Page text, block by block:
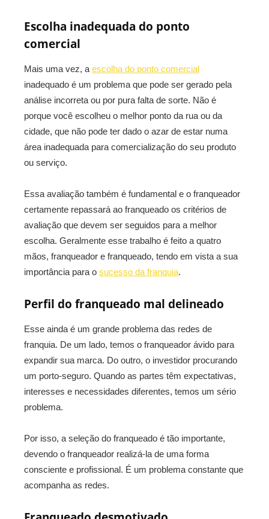
Escolha inadequada do ponto
comercial
Mais uma vez, a escolha do ponto comercial
inadequado é um problema que pode ser gerado pela
análise incorreta ou por pura falta de sorte. Não é
porque você escolheu o melhor ponto da rua ou da
cidade, que não pode ter dado o azar de estar numa
área inadequada para comercialização do seu produto
ou serviço.
Essa avaliação também é fundamental e o franqueador
certamente repassará ao franqueado os critérios de
avaliação que devem ser seguidos para a melhor
escolha. Geralmente esse trabalho é feito a quatro
mãos, franqueador e franqueado, tendo em vista a sua
importância para o sucesso da franquia.
Perfil do franqueado mal delineado
Esse ainda é um grande problema das redes de
franquia. De um lado, temos o franqueador ávido para
expandir sua marca. Do outro, o investidor procurando
um porto-seguro. Quando as partes têm expectativas,
interesses e necessidades diferentes, temos um sério
problema.
Por isso, a seleção do franqueado é tão importante,
devendo o franqueador realizá-la de uma forma
consciente e profissional. É um problema constante que
acompanha as redes.